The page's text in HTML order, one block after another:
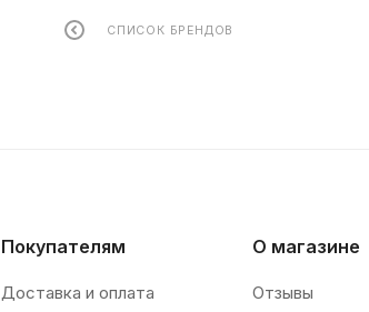
СПИСОК БРЕНДОВ
Покупателям
Доставка и оплата
О магазине
Отзывы